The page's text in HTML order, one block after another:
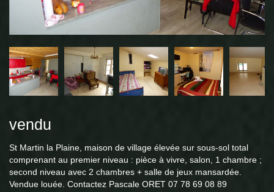
vendu
St Martin la Plaine, maison de village élevée sur sous-sol total
comprenant au premier niveau : pièce à vivre, salon, 1 chambre ;
second niveau avec 2 chambres + salle de jeux mansardée.
Vendue louée. Contactez Pascale ORET 07 78 69 08 89